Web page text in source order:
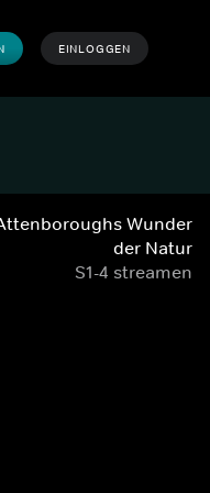
EINLOGGEN
Wunder
der Natur
S1-4 streamen